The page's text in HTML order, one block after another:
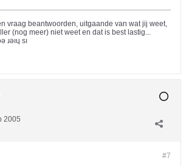
vraag beantwoorden, uitgaande van wat jij weet,
(nog meer) niet weet en dat is best lastig...
ɹǝıɥ sı
2005
#7